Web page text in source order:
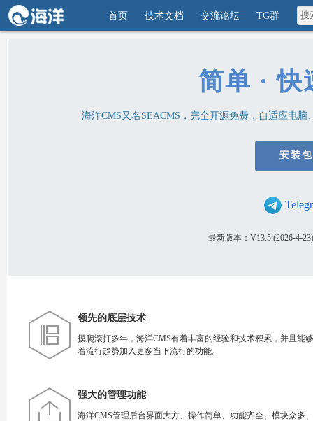
首页 技术文档 交流论坛 TG群
简单 · 快
海洋CMS又名SEACMS，完全开源免费，自适应电
安装
最新版本：V13.5 (2026-4-
领先的底层技术
摸爬滚打多年，海洋CMS有着丰富的经验和技术积累，并且能
着流行趋势加入更多当下流行的功能。
强大的管理功能
海洋CMS管理后台界面大方、操作简单、功能齐全、模块众多